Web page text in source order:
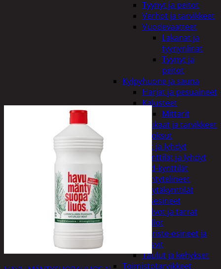
Tyynyt ja peitot
Verhot ja tarvikkeet
Vuodevaatteet
Lakanat ja
tyynynlinat
Tyynyt ja
peitot
Kylpyhuone ja sauna
Harjat ja pesuaineet
Kalusteet
Mittarit
Kiukaat ja tarvikkeet
Tuoksut
Kynttilät ja lyhdyt
Kynttilät ja lyhdyt
Led-kynttilät
Lyhtytelineet
Pöytäkynttilät
Sisustusesineet
Kalvot ja tarrat
Kellot
Koriste-esineet ja
kasvit
Taulut ja kehykset
Toimistotarvikkeet